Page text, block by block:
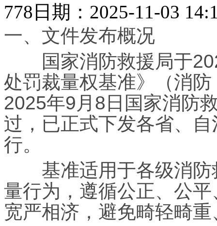
778 日期：2025-11-03
一、文件发布概况
国家消防救援局于
处罚裁量权基准》（消
2025年9月8日国家消防
过，已正式下发各省、
行。
基准适用于各级消防
量行为，遵循公正、公
宽严相济，避免畸轻畸